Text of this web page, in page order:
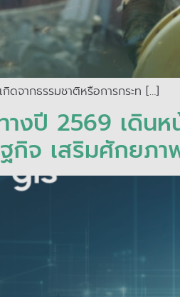
ดจากธรรมชาติหรือการกระท […]
างปี 2569 เดิน
กิจ เสริมศักยภ